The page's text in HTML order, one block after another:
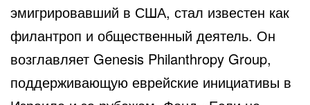
эмигрировавший в США, стал известен как
филантроп и общественный деятель. Он
возглавляет Genesis Philanthropy Group,
поддерживающую еврейские инициативы в